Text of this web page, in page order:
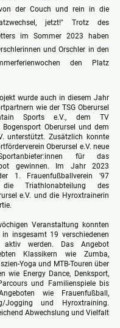
der Couch und rein in die
jetzt!" Trotz des
im Sommer 2023 haben
und Orschler in den
den Platz
wurde auch in diesem Jahr
wie der TSG Oberursel
Sports e.V., dem TV
Bogensport Oberursel und dem
unterstützt. Zusätzlich konnte
Oberursel e.V. neue
für das
gewinnen. Im Jahr 2023
1. Frauenfußballverein '97
Triathlonabteilung des
e.V. und die Hyroxtrainerin
Veranstaltung konnten
in insgesamt 19 verschiedenen
aktiv werden. Das Angebot
Klassikern wie Zumba,
Yoga und MTB-Touren über
wie Energy Dance, Denksport,
und Familienspiele bis
wie Frauenfußball,
Jogging und Hyroxtraining.
Abwechslung und Vielfalt